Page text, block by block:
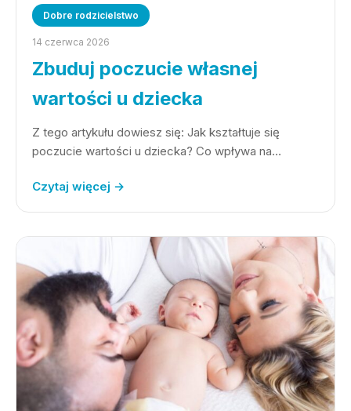
Dobre rodzicielstwo
14 czerwca 2026
Zbuduj poczucie własnej
wartości u dziecka
Z tego artykułu dowiesz się: Jak kształtuje się
poczucie wartości u dziecka? Co wpływa na…
Czytaj więcej →